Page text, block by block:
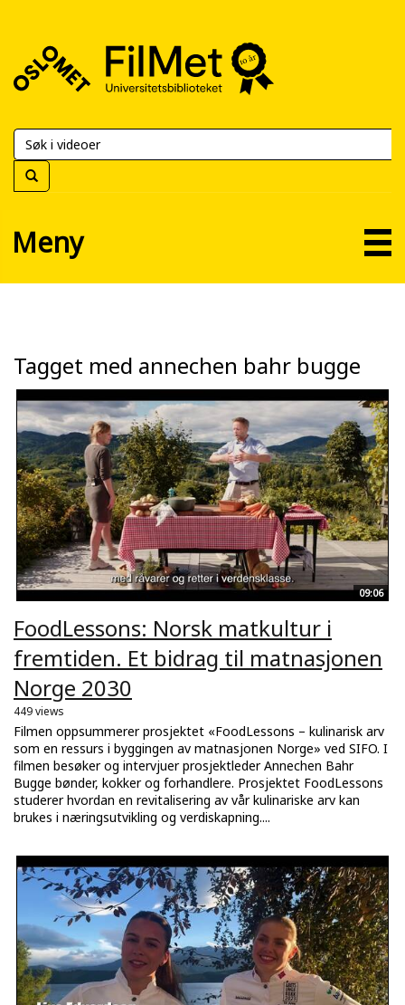
FilMet
Universitetsbiblioteket
Meny
Tagget med annechen bahr bugge
09:06
FoodLessons: Norsk matkultur i
fremtiden. Et bidrag til matnasjonen
Norge 2030
449 views
Filmen oppsummerer prosjektet «FoodLessons – kulinarisk arv
som en ressurs i byggingen av matnasjonen Norge» ved SIFO. I
filmen besøker og intervjuer prosjektleder Annechen Bahr
Bugge bønder, kokker og forhandlere. Prosjektet FoodLessons
studerer hvordan en revitalisering av vår kulinariske arv kan
brukes i næringsutvikling og verdiskapning....